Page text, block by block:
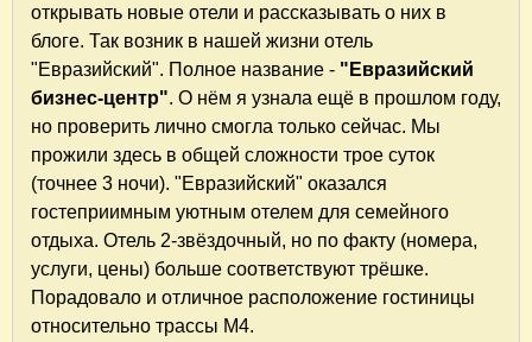
открывать новые отели и рассказывать о них в
блоге. Так возник в нашей жизни отель
"Евразийский". Полное название - "Евразийский
бизнес-центр". О нём я узнала ещё в прошлом году,
но проверить лично смогла только сейчас. Мы
прожили здесь в общей сложности трое суток
(точнее 3 ночи). "Евразийский" оказался
гостеприимным уютным отелем для семейного
отдыха. Отель 2-звёздочный, но по факту (номера,
услуги, цены) больше соответствуют трёшке.
Порадовало и отличное расположение гостиницы
относительно трассы М4.